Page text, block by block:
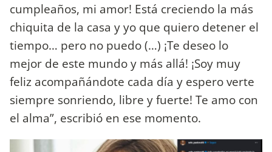
cumpleaños, mi amor! Está creciendo la más
chiquita de la casa y yo que quiero detener el
tiempo… pero no puedo (…) ¡Te deseo lo
mejor de este mundo y más allá! ¡Soy muy
feliz acompañándote cada día y espero verte
siempre sonriendo, libre y fuerte! Te amo con
el alma”, escribió en ese momento.